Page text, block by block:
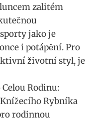
zalitém
jako je
i potápění. Pro
životní styl, je
Celou Rodinu:
Rybníka
rodinnou